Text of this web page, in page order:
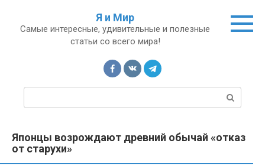
контенту
Я и Мир
Самые интересные, удивительные и полезные
статьи со всего мира!
о
к
Японцы возрождают древний обычай «отказ
от старухи»